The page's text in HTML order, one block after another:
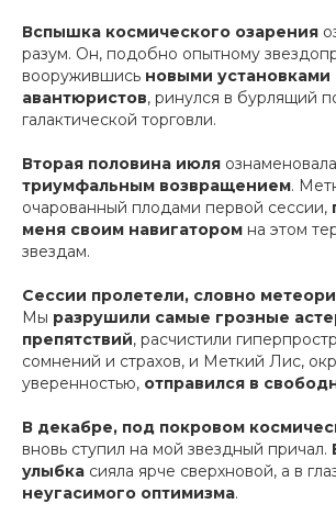
Вспышка космического озарения
разум. Он, подобно опытному
вооружившись новыми установками
авантюристов, ринулся в бурлящий
галактической торговли.
Вторая половина июля
триумфальным возвращением.
очарованный плодами первой сессии,
меня своим навигатором на этом
звездам.
Сессии пролетели, словно
Мы разрушили самые грозные
препятствий, расчистили
сомнений и страхов, и Меткий Лис,
уверенностью, отправился в
В декабре, под покровом
вновь ступил на мой звездный причал.
улыбка сияла ярче сверхновой, а в
неугасимого оптимизма.